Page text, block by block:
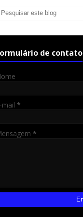
de contato
mail *
*